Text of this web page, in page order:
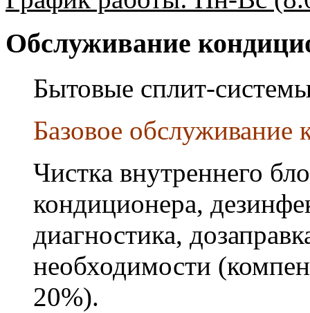
Обслуживание
Бытовые сплит-
Базовое обслуживание
Чистка внутреннего
кондиционера,
диагностика,
необходимости
20%).